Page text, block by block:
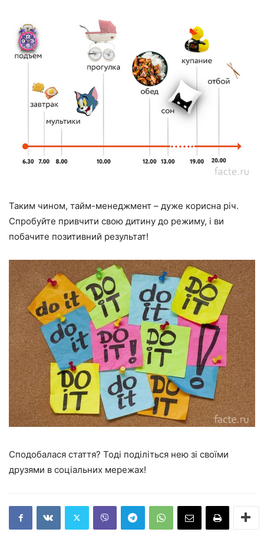
Таким чином, тайм-менеджмент – дуже корисна річ.
Спробуйте привчити свою дитину до режиму, і ви
побачите позитивний результат!
Сподобалася стаття? Тоді поділіться нею зі своїми
друзями в соціальних мережах!